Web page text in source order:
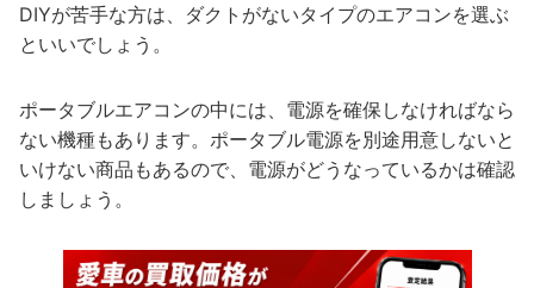
DIYが苦手な方は、ダクトがないタイプのエアコンを選ぶ
といいでしょう。
ポータブルエアコンの中には、電源を確保しなければなら
ない機種もあります。ポータブル電源を別途用意しないと
いけない商品もあるので、電源がどうなっているかは確認
しましょう。